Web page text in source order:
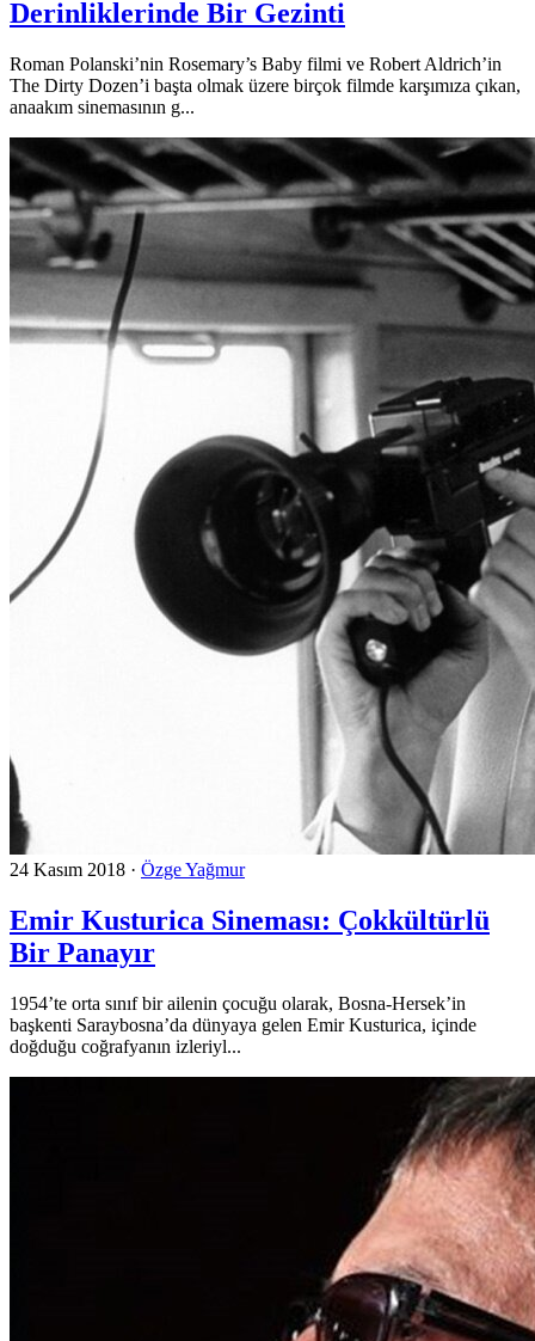
Derinliklerinde Bir Gezinti
Roman Polanski’nin Rosemary’s Baby filmi ve Robert Aldrich’in
The Dirty Dozen’i başta olmak üzere birçok filmde karşımıza çıkan,
anaakım sinemasının g...
24 Kasım 2018 · Özge Yağmur
Emir Kusturica Sineması: Çokkültürlü
Bir Panayır
1954’te orta sınıf bir ailenin çocuğu olarak, Bosna-Hersek’in
başkenti Saraybosna’da dünyaya gelen Emir Kusturica, içinde
doğduğu coğrafyanın izleriyl...